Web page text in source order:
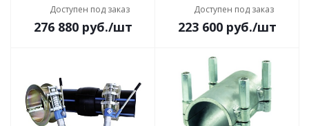
Доступен под заказ
276 880руб./шт
Доступен под заказ
223 600руб./шт